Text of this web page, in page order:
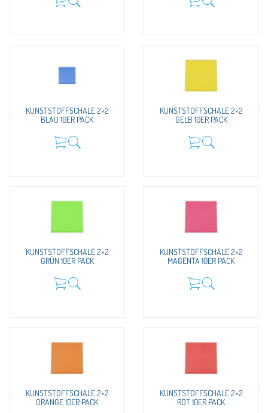
KUNSTSTOFFSCHALE 2×2
BLAU 10ER PACK
KUNSTSTOFFSCHALE 2×2
GELB 10ER PACK
KUNSTSTOFFSCHALE 2×2
GRÜN 10ER PACK
KUNSTSTOFFSCHALE 2×2
MAGENTA 10ER PACK
KUNSTSTOFFSCHALE 2×2
ORANGE 10ER PACK
KUNSTSTOFFSCHALE 2×2
ROT 10ER PACK